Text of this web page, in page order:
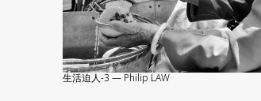
生活迫人-3 — Philip LAW